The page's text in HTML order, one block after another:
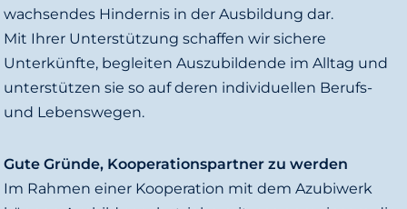
wachsendes Hindernis in der Ausbildung dar.
Mit Ihrer Unterstützung schaffen wir sichere
Unterkünfte, begleiten Auszubildende im Alltag und
unterstützen sie so auf deren individuellen Berufs-
und Lebenswegen.
Gute Gründe, Kooperationspartner zu werden
Im Rahmen einer Kooperation mit dem Azubiwerk